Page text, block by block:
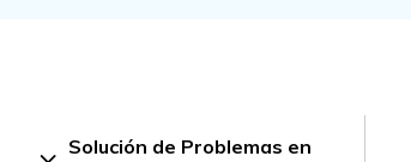
Solución de Problemas en